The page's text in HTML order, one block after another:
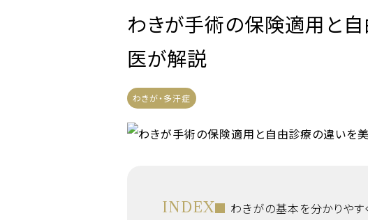
わきが手術の保険適用と
医が解説
わきが・多汗症
INDEX
わきがの基本を分かりやす